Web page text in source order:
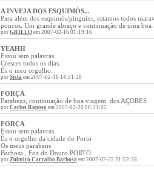
A INVEJA DOS ESQUIMÓS...
Para além dos esquimós/pinguíns, estamos todos
poucos. Um grande abraço e continuação de uma
por GRILLO em 2007-02-16 01:19:16
YEAHH
Estou sem palavras.
Cresces todos os dias.
És o meu orgulho.
por Sista em 2007-02-16 14:51:28
FORÇA
Parabens, continuação de boa viagem. dos AÇORES
por Carlos Raposo em 2007-02-20 00:31:05
FORÇA
Estou sem palavras
És o orgolho da cidade do Porto
Os meus parabens
Barbosa , Foz do Douro PORTO
por Zulmiro Carvalho Barbosa em 2007-02-25 21:52:28